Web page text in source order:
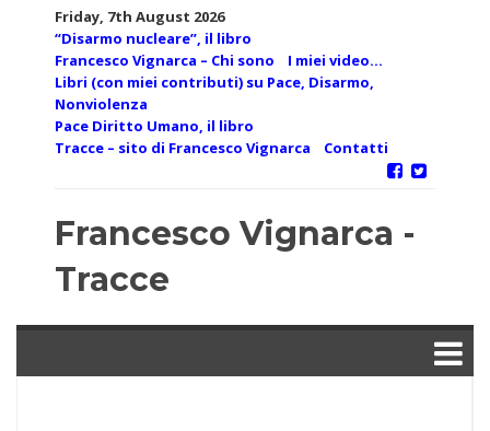
Friday, 7th August 2026
“Disarmo nucleare”, il libro
Francesco Vignarca – Chi sono
I miei video…
Libri (con miei contributi) su Pace, Disarmo,
Nonviolenza
Pace Diritto Umano, il libro
Tracce – sito di Francesco Vignarca
Contatti
Francesco Vignarca -
Tracce